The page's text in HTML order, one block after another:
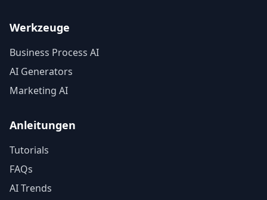
Werkzeuge
Business Process AI
AI Generators
Marketing AI
Anleitungen
Tutorials
FAQs
AI Trends